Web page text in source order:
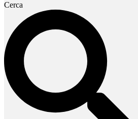
Cerca